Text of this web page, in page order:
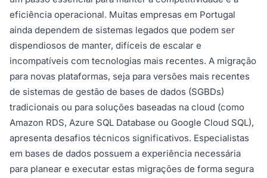
eficiência operacional. Muitas empresas em Portugal
ainda dependem de sistemas legados que podem ser
dispendiosos de manter, difíceis de escalar e
incompatíveis com tecnologias mais recentes. A migração
para novas plataformas, seja para versões mais recentes
de sistemas de gestão de bases de dados (SGBDs)
tradicionais ou para soluções baseadas na cloud (como
Amazon RDS, Azure SQL Database ou Google Cloud SQL),
apresenta desafios técnicos significativos. Especialistas
em bases de dados possuem a experiência necessária
para planear e executar estas migrações de forma segura